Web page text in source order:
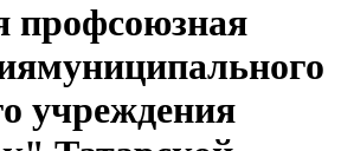
профсоюзная
учреждения